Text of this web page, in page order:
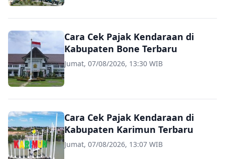
Cara Cek Pajak Kendaraan di
Kabupaten Bone Terbaru
Jumat, 07/08/2026, 13:30 WIB
Cara Cek Pajak Kendaraan di
Kabupaten Karimun Terbaru
Jumat, 07/08/2026, 13:07 WIB